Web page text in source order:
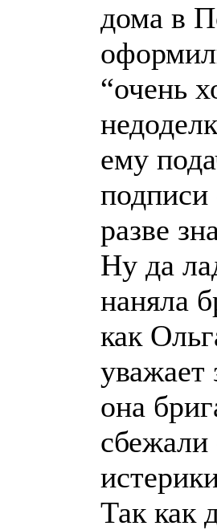
дома в
“очень
ему
подписи
разве
Ну да
наняла
как
уважает
она
сбежали
Так как